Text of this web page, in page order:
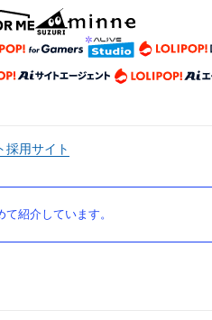
採用サイト
紹介しています。